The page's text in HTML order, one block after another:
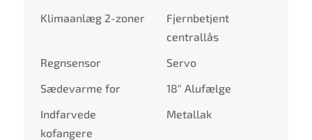
Klimaanlæg 2-zoner
Fjernbetjent
centrallås
Regnsensor
Servo
Sædevarme for
18" Alufælge
Indfarvede
kofangere
Metallak